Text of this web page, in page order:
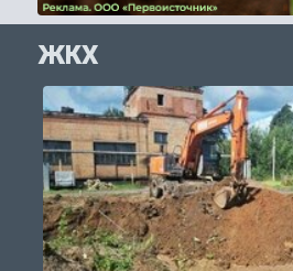
ЖКХ